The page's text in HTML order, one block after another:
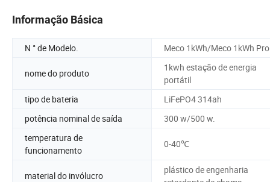
Informação Básica
N ° de Modelo. Meco 1kWh/Meco 1kWh Pro
nome do produto
1kwh estação de energia
portátil
tipo de bateria
LiFePO4 314ah
potência nominal de saída
300 w/500 w.
temperatura de
funcionamento
0-40℃
material do invólucro
plástico de engenharia